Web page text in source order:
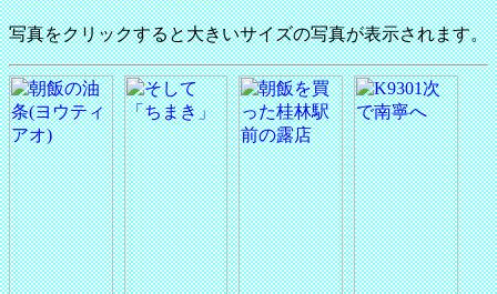
写真をクリックすると大きいサイズの写真が表示されます。